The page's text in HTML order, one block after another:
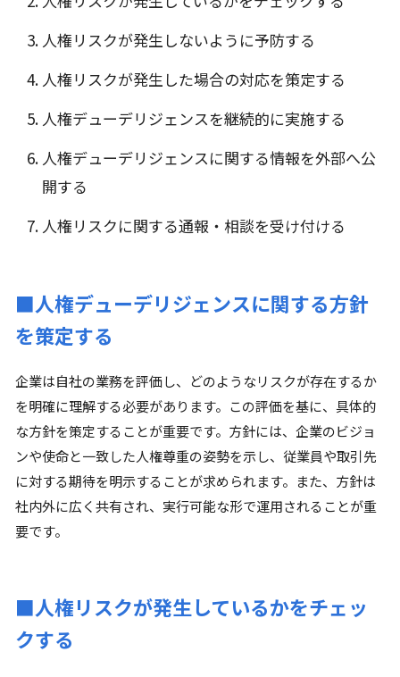
人権リスクが発生しないように予防する
人権リスクが発生した場合の対応を策定する
人権デューデリジェンスを継続的に実施する
人権デューデリジェンスに関する情報を外部へ公
開する
人権リスクに関する通報・相談を受け付ける
■人権デューデリジェンスに関する方針
を策定する
企業は自社の業務を評価し、どのようなリスクが存在するか
を明確に理解する必要があります。この評価を基に、具体的
な方針を策定することが重要です。方針には、企業のビジョ
ンや使命と一致した人権尊重の姿勢を示し、従業員や取引先
に対する期待を明示することが求められます。また、方針は
社内外に広く共有され、実行可能な形で運用されることが重
要です。
■人権リスクが発生しているかをチェッ
クする